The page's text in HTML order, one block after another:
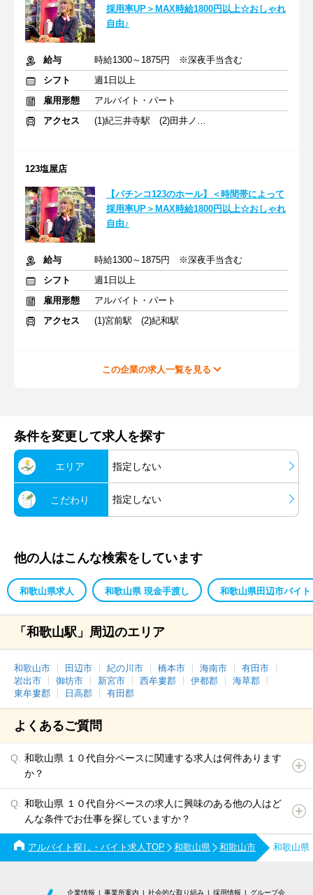
採用率UP＞MAX時給1800円以上☆おしゃれ
自由♪
給与
時給1300～1875円 ※深夜手当含む
シフト
週1日以上
雇用形態
アルバイト・パート
アクセス
(1)紀三井寺駅 (2)田井ノ瀬駅
123塩屋店
【パチンコ123のホール】＜時間帯によって
採用率UP＞MAX時給1800円以上☆おしゃれ
自由♪
給与
時給1300～1875円 ※深夜手当含む
シフト
週1日以上
雇用形態
アルバイト・パート
アクセス
(1)宮前駅 (2)紀和駅
この企業の求人一覧を見る
条件を変更して求人を探す
エリア 指定しない
こだわり 指定しない
他の人はこんな検索をしています
和歌山県求人 和歌山県 現金手渡し 和歌山県田辺市バイト
「和歌山駅」周辺のエリア
和歌山市 田辺市 紀の川市 橋本市 海南市
有田市
岩出市
御坊市 新宮市 西牟婁郡 伊都郡
海草郡
東牟婁郡
日高郡 有田郡
よくあるご質問
和歌山県 １０代自分ペースに関連する求人は何件あります
か？
和歌山県 １０代自分ペースの求人に興味のある他の人はど
んな条件でお仕事を探していますか？
アルバイト探し・バイト求人TOP 和歌山県 和歌山市 和歌山県
企業情報 事業所案内 社会的な取り組み 採用情報 グループ会